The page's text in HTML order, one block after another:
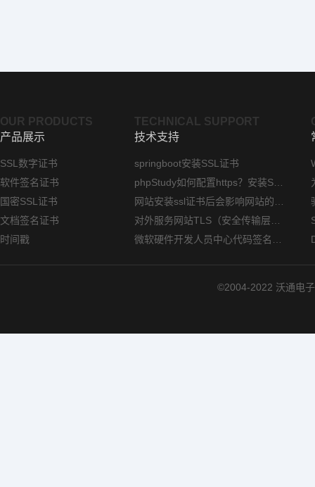
OUR PRODUCTS
产品展示
SSL数字证书
软件签名证书
国密SSL证书
文档签名证书
时间戳
TECHNICAL SUPPORT
技术支持
springboot安装SSL证书
©2004-2022 沃通电